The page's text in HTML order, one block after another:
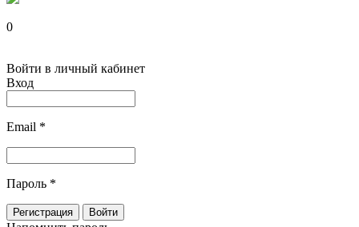
0
Войти в личный кабинет
Вход
Email *
Пароль *